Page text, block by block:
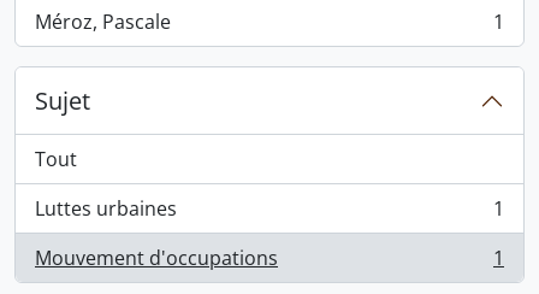
Méroz, Pascale
, 1 résultats 1
Sujet
Tout
Luttes urbaines
, 1 résultats
1
Mouvement d'occupations
, 1 résultats 1